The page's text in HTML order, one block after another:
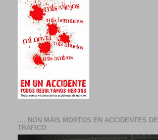
.... NON MÁIS MORTOS EN ACCIDENTES DE
TRÁFICO